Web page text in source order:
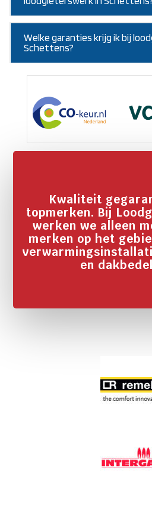
Welke garanties krijg ik bij
Schettens?
Kwaliteit
topmerken. Bij
werken we alleen
merken op het
en